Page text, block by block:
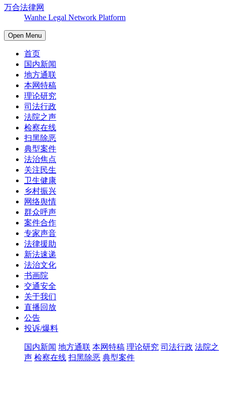
万合法律网
Wanhe Legal Network Platform
Open Menu
首页
国内新闻
地方通联
本网特稿
理论研究
司法行政
法院之声
检察在线
扫黑除恶
典型案件
法治焦点
关注民生
卫生健康
乡村振兴
网络舆情
群众呼声
案件合作
专家声音
法律援助
新法速递
法治文化
书画院
交通安全
关于我们
直播回放
公告
投诉/爆料
国内新闻 地方通联 本网特稿 理论研究 司法行政 法院之
声 检察在线 扫黑除恶 典型案件